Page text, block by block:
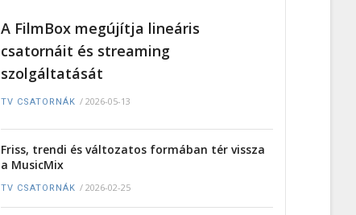
A FilmBox megújítja lineáris
csatornáit és streaming
szolgáltatását
TV CSATORNÁK / 2026-05-13
Friss, trendi és változatos formában tér vissza
a MusicMix
TV CSATORNÁK / 2026-02-25